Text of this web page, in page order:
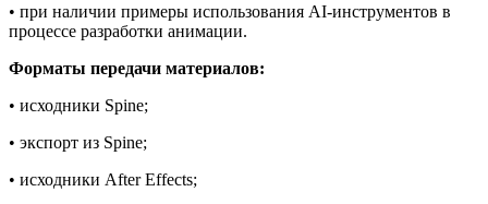
• при наличии примеры использования AI-инструментов в
процессе разработки анимации.
Форматы передачи материалов:
• исходники Spine;
• экспорт из Spine;
• исходники After Effects;